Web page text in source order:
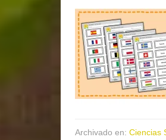
Archivado en: Ciencias